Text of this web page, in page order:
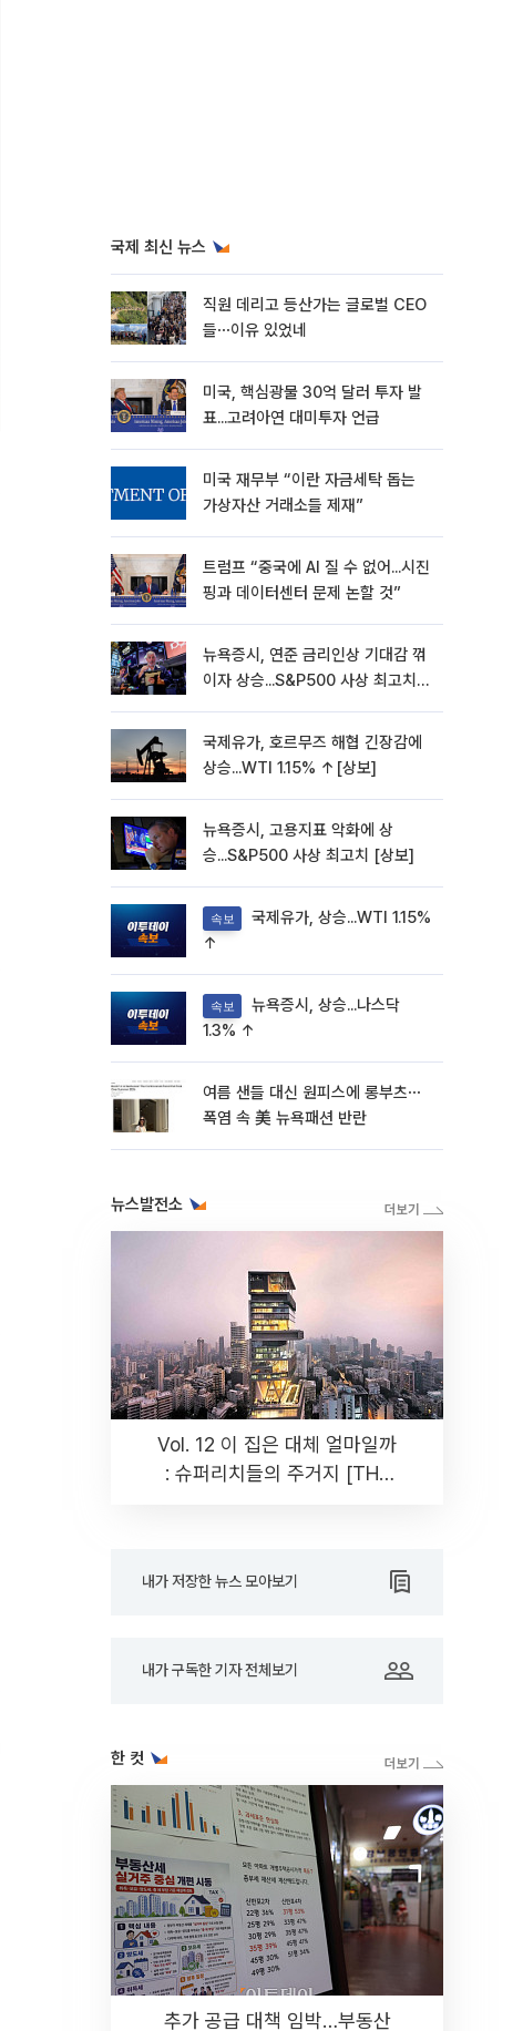
국제 최신 뉴스
직원 데리고 등산가는 글로벌 CEO
들⋯이유 있었네
미국, 핵심광물 30억 달러 투자 발
표...고려아연 대미투자 언급
미국 재무부 “이란 자금세탁 돕는
가상자산 거래소들 제재”
트럼프 “중국에 AI 질 수 없어...시진
핑과 데이터센터 문제 논할 것”
뉴욕증시, 연준 금리인상 기대감 꺾
이자 상승...S&P500 사상 최고치
국제유가, 호르무즈 해협 긴장감에
상승...WTI 1.15% ↑[상보]
뉴욕증시, 고용지표 악화에 상
승...S&P500 사상 최고치 [상보]
속보
↑
속보
1.3% ↑
여름 샌들 대신 원피스에 롱부츠⋯
폭염 속 美 뉴욕패션 반란
뉴스발전소
Vol. 12 이 집은 대체 얼마일까
: 슈퍼리치들의 주거지 [THE
내가 저장한 뉴스 모아보기
내가 구독한 기자 전체보기
한 컷
추가 공급 대책 임박…부동산